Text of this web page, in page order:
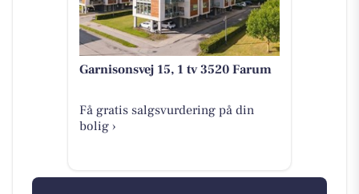
Garnisonsvej 15, 1 tv 3520 Farum
Få gratis salgsvurdering på din
bolig ›